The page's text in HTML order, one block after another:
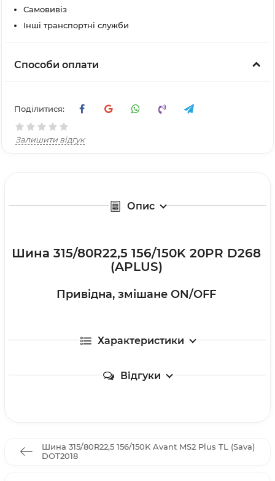
Самовивіз
Інші транспортні служби
Способи оплати
Поділитися:
Залишити відгук
Опис
Шина 315/80R22,5 156/150K 20PR D268
(APLUS)
Привідна, змішане ON/OFF
Характеристики
Відгуки
Шина 315/80R22,5 156/150K Avant MS2 Plus TL (Sava)
DOT2018